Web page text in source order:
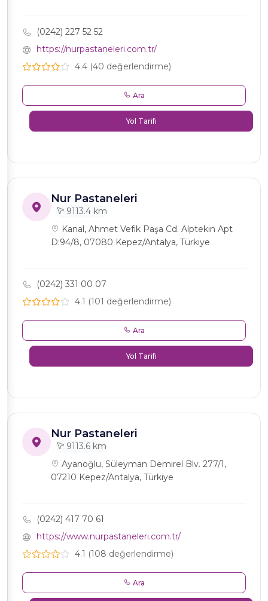
(0242) 227 52 52
https://nurpastaneleri.com.tr/
4.4 (40 değerlendirme)
Ara
Yol Tarifi
Nur Pastaneleri
9113.4 km
Kanal, Ahmet Vefik Paşa Cd. Alptekin Apt
D:94/8, 07080 Kepez/Antalya, Türkiye
(0242) 331 00 07
4.1 (101 değerlendirme)
Ara
Yol Tarifi
Nur Pastaneleri
9113.6 km
Ayanoğlu, Süleyman Demirel Blv. 277/1,
07210 Kepez/Antalya, Türkiye
(0242) 417 70 61
https://www.nurpastaneleri.com.tr/
4.1 (108 değerlendirme)
Ara